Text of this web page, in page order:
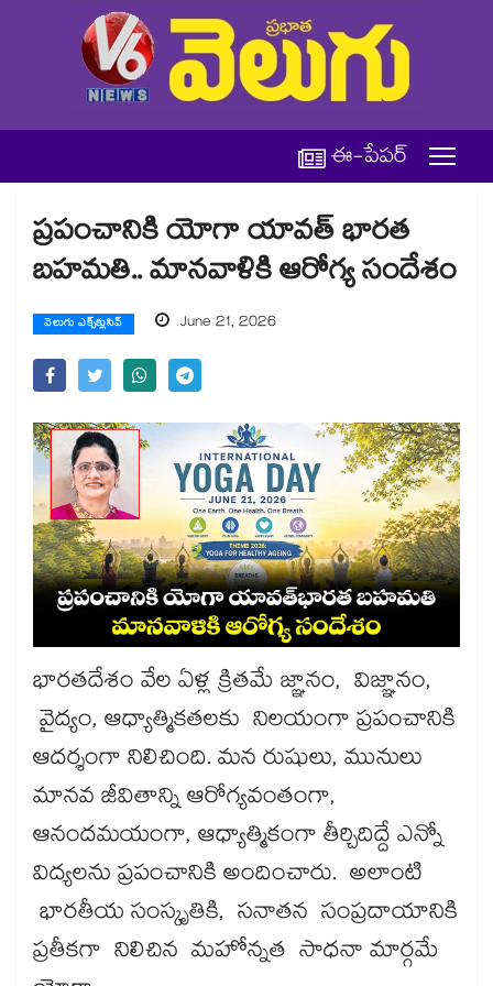
ఈ-పేపర్
ప్రపంచానికి యోగా యావత్ భార‌‌‌‌‌‌‌‌త
బ‌‌‌‌‌‌‌‌హమతి.. మానవాళికి ఆరోగ్య సందేశం
వెలుగు ఎక్స్‌క్లుసివ్ June 21, 2026
భారతదేశం వేల ఏళ్ల క్రితమే జ్ఞానం, విజ్ఞానం,
వైద్యం, ఆధ్యాత్మికతలకు నిలయంగా ప్రపంచానికి
ఆదర్శంగా నిలిచింది. మన రుషులు, మునులు
మానవ జీవితాన్ని ఆరోగ్యవంతంగా,
ఆనందమయంగా, ఆధ్యాత్మికంగా తీర్చిదిద్దే ఎన్నో
విద్యలను ప్రపంచానికి అందించారు. అలాంటి
భారతీయ సంస్కృతికి, సనాతన సంప్రదాయానికి
ప్రతీకగా నిలిచిన మహోన్నత సాధనా మార్గమే